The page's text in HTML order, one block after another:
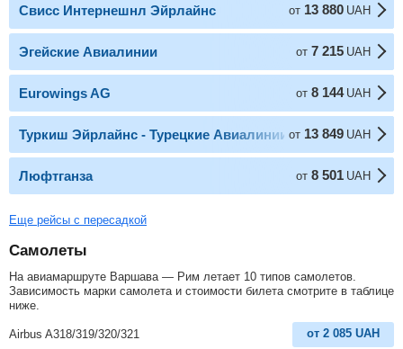
Свисс Интернешнл Эйрлайнс от 13 880 UAH
Эгейские Авиалинии от 7 215 UAH
Eurowings AG от 8 144 UAH
Туркиш Эйрлайнс - Турецкие Авиалинии от 13 849 UAH
Люфтганза от 8 501 UAH
Еще рейсы с пересадкой
Самолеты
На авиамаршруте Варшава — Рим летает 10 типов самолетов.
Зависимость марки самолета и стоимости билета смотрите в таблице
ниже.
Airbus A318/319/320/321 от 2 085 UAH